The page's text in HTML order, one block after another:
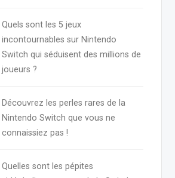
Quels sont les 5 jeux
incontournables sur Nintendo
Switch qui séduisent des millions de
joueurs ?
Découvrez les perles rares de la
Nintendo Switch que vous ne
connaissiez pas !
Quelles sont les pépites